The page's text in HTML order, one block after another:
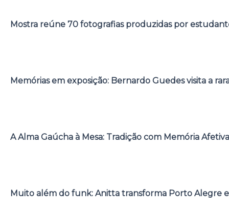
Mostra reúne 70 fotografias produzidas por
Memórias em exposição: Bernardo Guedes visita a
A Alma Gaúcha à Mesa: Tradição com Memória Afetiva
Muito além do funk: Anitta transforma Porto Alegre